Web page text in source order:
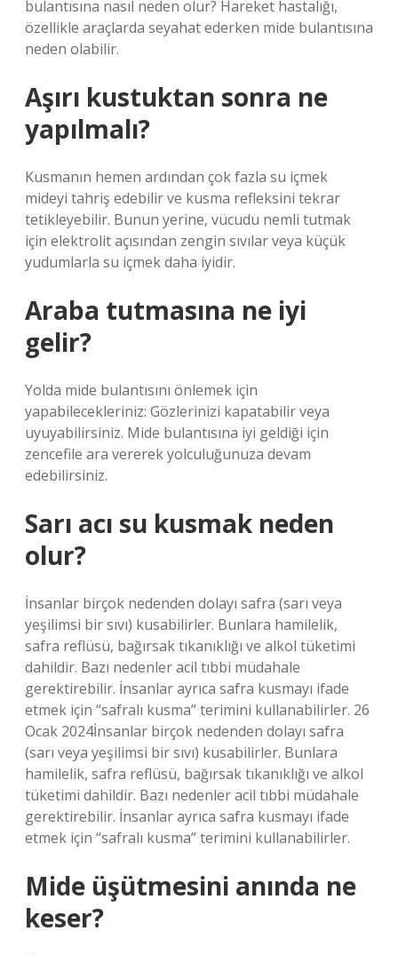
bulantısına nasıl neden olur? Hareket hastalığı,
özellikle araçlarda seyahat ederken mide bulantısına
neden olabilir.
Aşırı kustuktan sonra ne
yapılmalı?
Kusmanın hemen ardından çok fazla su içmek
mideyi tahriş edebilir ve kusma refleksini tekrar
tetikleyebilir. Bunun yerine, vücudu nemli tutmak
için elektrolit açısından zengin sıvılar veya küçük
yudumlarla su içmek daha iyidir.
Araba tutmasına ne iyi
gelir?
Yolda mide bulantısını önlemek için
yapabilecekleriniz: Gözlerinizi kapatabilir veya
uyuyabilirsiniz. Mide bulantısına iyi geldiği için
zencefile ara vererek yolculuğunuza devam
edebilirsiniz.
Sarı acı su kusmak neden
olur?
İnsanlar birçok nedenden dolayı safra (sarı veya
yeşilimsi bir sıvı) kusabilirler. Bunlara hamilelik,
safra reflüsü, bağırsak tıkanıklığı ve alkol tüketimi
dahildir. Bazı nedenler acil tıbbi müdahale
gerektirebilir. İnsanlar ayrıca safra kusmayı ifade
etmek için “safralı kusma” terimini kullanabilirler. 26
Ocak 2024İnsanlar birçok nedenden dolayı safra
(sarı veya yeşilimsi bir sıvı) kusabilirler. Bunlara
hamilelik, safra reflüsü, bağırsak tıkanıklığı ve alkol
tüketimi dahildir. Bazı nedenler acil tıbbi müdahale
gerektirebilir. İnsanlar ayrıca safra kusmayı ifade
etmek için “safralı kusma” terimini kullanabilirler.
Mide üşütmesini anında ne
keser?